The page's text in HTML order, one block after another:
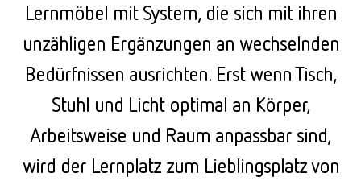
Lernmöbel mit System, die sich mit ihren
unzähligen Ergänzungen an wechselnden
Bedürfnissen ausrichten. Erst wenn Tisch,
Stuhl und Licht optimal an Körper,
Arbeitsweise und Raum anpassbar sind,
wird der Lernplatz zum Lieblingsplatz von